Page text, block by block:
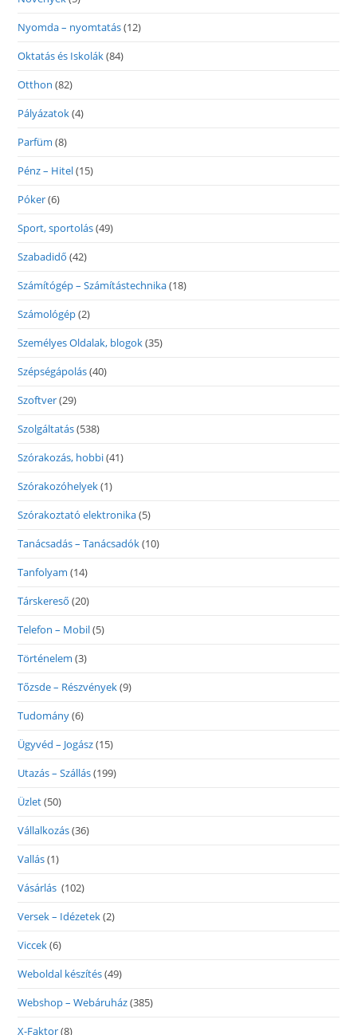
Nyomda – nyomtatás(12)
Oktatás és Iskolák(84)
Otthon (82)
Pályázatok(4)
Parfüm (8)
Pénz – Hitel(15)
Póker(6)
Sport, sportolás(49)
Szabadidő (42)
Számítógép – Számítástechnika(18)
Számológép(2)
Személyes Oldalak, blogok(35)
Szépségápolás(40)
Szoftver(29)
Szolgáltatás(538)
Szórakozás, hobbi(41)
Szórakozóhelyek(1)
Szórakoztató elektronika(5)
Tanácsadás – Tanácsadók(10)
Tanfolyam (14)
Társkereső (20)
Telefon – Mobil(5)
Történelem (3)
Tőzsde – Részvények(9)
Tudomány(6)
Ügyvéd – Jogász(15)
Utazás – Szállás(199)
Üzlet(50)
Vállalkozás(36)
Vallás(1)
Vásárlás (102)
Versek – Idézetek(2)
Viccek(6)
Weboldal készítés(49)
Webshop – Webáruház(385)
X-Faktor(8)